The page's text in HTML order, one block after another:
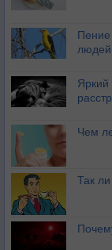
Пение
людей
Яркий
Чем
Так